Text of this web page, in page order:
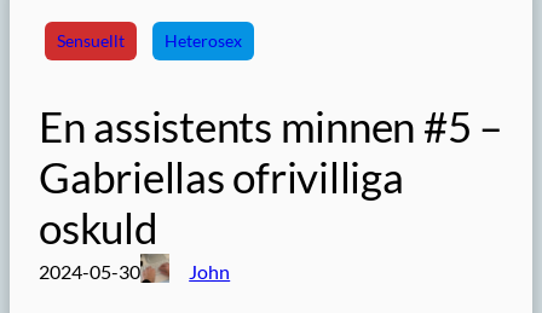
Sensuellt Heterosex
En assistents minnen #5 –
Gabriellas ofrivilliga
oskuld
2024-05-30 John